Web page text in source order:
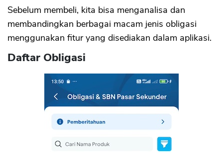
Sebelum membeli, kita bisa menganalisa dan
membandingkan berbagai macam jenis obligasi
menggunakan fitur yang disediakan dalam aplikasi.
Daftar Obligasi